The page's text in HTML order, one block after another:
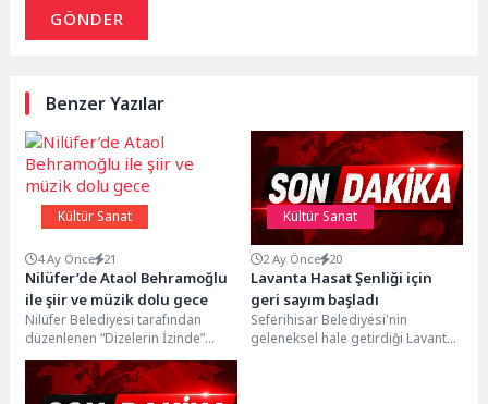
GÖNDER
Benzer Yazılar
Kültür Sanat
4 Ay Önce 21
Nilüfer’de Ataol Behramoğlu
ile şiir ve müzik dolu gece
Nilüfer Belediyesi tarafından
düzenlenen “Dizelerin İzinde”
söyleşilerinin konuğu, Türk şiirinin
usta kalemi Ataol Behramoğlu
oldu....
Kültür Sanat
2 Ay Önce 20
Lavanta Hasat Şenliği için
geri sayım başladı
Seferihisar Belediyesi'nin
geleneksel hale getirdiği Lavanta